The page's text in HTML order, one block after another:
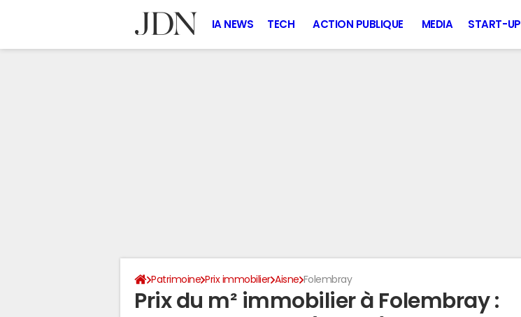
IA NEWS TECH ACTION PUBLIQUE MEDIA START-UP
Patrimoine Prix immobilier Aisne Folembray
Prix du m² immobilier à Folembray :